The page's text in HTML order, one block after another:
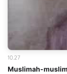
Muslimah-
10.27